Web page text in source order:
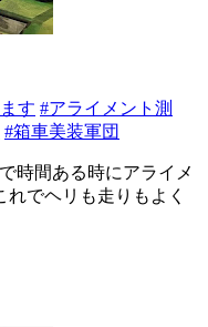
す #アライメント測
#箱車美装軍団
時間ある時にアライメ
でヘリも走りもよく